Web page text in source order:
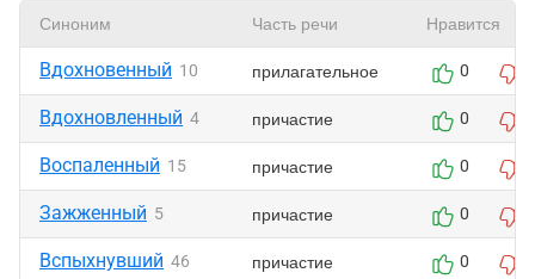
Синоним Часть речи Нравится
Вдохновенный 10 прилагательное 0
Вдохновленный 4 причастие 0
Воспаленный 15 причастие 0
Зажженный 5 причастие 0
Вспыхнувший 46 причастие 0